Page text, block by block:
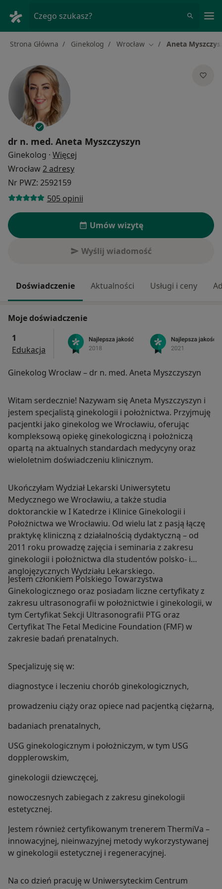
Czego szukasz?
Strona Główna Ginekolog Wrocław Zmień miasto
Aneta
dr n. med. Aneta Myszczyszyn
Ginekolog · Więcej
Wrocław2 adresy
Nr PWZ: 2592159
505 opinii
Umów wizytę
Wyślij wiadomość
Doświadczenie Aktualności Usługi i ceny
Moje doświadczenie
1
Edukacja
Ginekolog Wrocław – dr n. med. Aneta Myszczyszyn
Witam serdecznie! Nazywam się Aneta Myszczyszyn i
jestem specjalistą ginekologii i położnictwa. Przyjmuję
pacjentki jako ginekolog we Wrocławiu, oferując
kompleksową opiekę ginekologiczną i położniczą
opartą na aktualnych standardach medycyny oraz
wieloletnim doświadczeniu klinicznym.
Ukończyłam Wydział Lekarski Uniwersytetu
Medycznego we Wrocławiu, a także studia
doktoranckie w I Katedrze i Klinice Ginekologii i
Położnictwa we Wrocławiu. Od wielu lat z pasją łączę
praktykę kliniczną z działalnością dydaktyczną – od
2011 roku prowadzę zajęcia i seminaria z zakresu
ginekologii i położnictwa dla studentów polsko- i
anglojęzycznych Wydziału Lekarskiego.
Jestem członkiem Polskiego Towarzystwa
Ginekologicznego oraz posiadam liczne certyfikaty z
zakresu ultrasonografii w położnictwie i ginekologii, w
tym Certyfikat Sekcji Ultrasonografii PTG oraz
Certyfikat The Fetal Medicine Foundation (FMF) w
zakresie badań prenatalnych.
Specjalizuję się w:
diagnostyce i leczeniu chorób ginekologicznych,
prowadzeniu ciąży oraz opiece nad pacjentką ciężarną,
badaniach prenatalnych,
USG ginekologicznym i położniczym, w tym USG
dopplerowskim,
ginekologii dziewczęcej,
nowoczesnych zabiegach z zakresu ginekologii
estetycznej.
Jestem również certyfikowanym trenerem ThermiVa –
innowacyjnej, nieinwazyjnej metody wykorzystywanej
w ginekologii estetycznej i regeneracyjnej.
Na co dzień pracuję w Uniwersyteckim Centrum